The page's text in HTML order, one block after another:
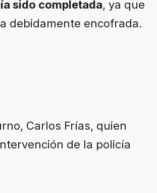
sido completada, ya que
debidamente encofrada.
Carlos Frías, quien
de la policía